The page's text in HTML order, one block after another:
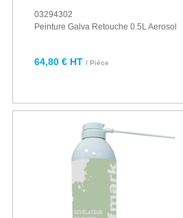
03294302
Peinture Galva Retouche 0.5L Aerosol
64,80 € HT / Pièce